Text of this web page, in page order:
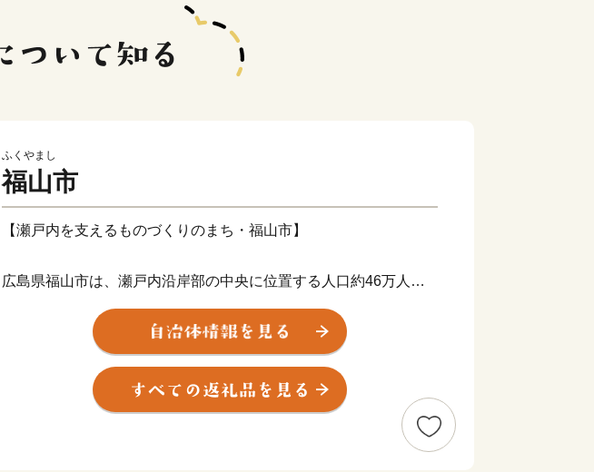
ふくやまし
福山市
【瀬戸内を支えるものづくりのまち・福山市】
広島県福山市は、瀬戸内沿岸部の中央に位置する人口約46万人、
面積517㎢の中核市。温暖な気候と豊かな自然に育まれ、海山の幸
に恵まれたまちですが、世界規模で取引を行う鉄鋼・造船などの工
業都市としての側面も持っています。
福山市には個性豊かな歴史・文化・産業があり、見どころが多い都